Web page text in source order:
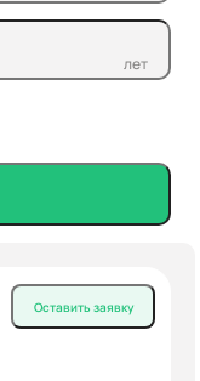
лет
Оставить заявку